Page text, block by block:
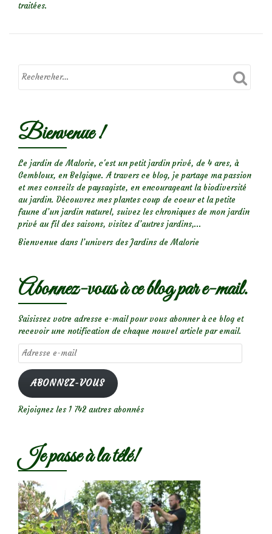
traitées.
Bienvenue !
Le jardin de Malorie, c'est un petit jardin privé, de 4 ares, à
Gembloux, en Belgique. A travers ce blog, je partage ma passion
et mes conseils de paysagiste, en encourageant la biodiversité
au jardin. Découvrez mes plantes coup de coeur et la petite
faune d’un jardin naturel, suivez les chroniques de mon jardin
privé au fil des saisons, visitez d’autres jardins,...
Bienvenue dans l’univers des Jardins de Malorie
Abonnez-vous à ce blog par e-mail.
Saisissez votre adresse e-mail pour vous abonner à ce blog et
recevoir une notification de chaque nouvel article par email.
Adresse
e-
mail
ABONNEZ-VOUS
Rejoignez les 1 742 autres abonnés
Je passe à la télé!